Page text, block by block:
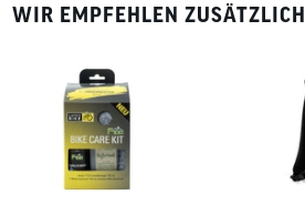
WIR EMPFEHLEN ZUSÄTZLICH